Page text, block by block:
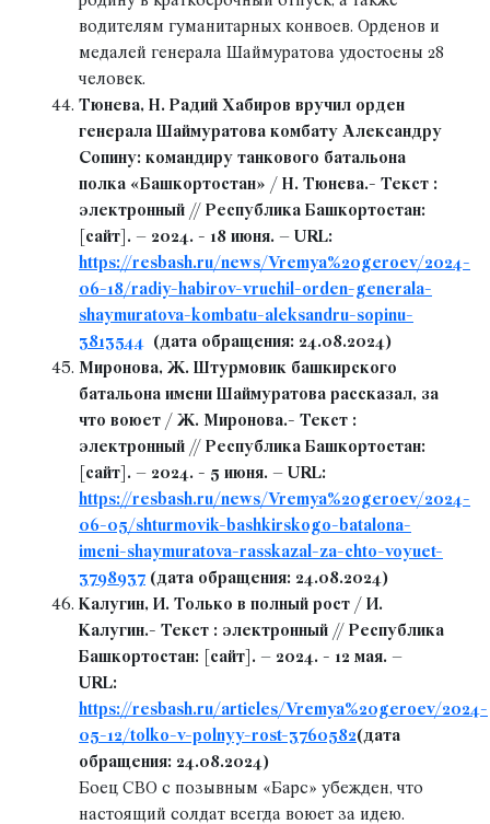
водителям гуманитарных конвоев. Орденов и
медалей генерала Шаймуратова удостоены 28
человек.
Тюнева, Н. Радий Хабиров вручил орден
генерала Шаймуратова комбату Александру
Сопину: командиру танкового батальона
полка «Башкортостан» / Н. Тюнева.- Текст :
электронный // Республика Башкортостан:
[сайт]. – 2024. - 18 июня. – URL:
https://resbash.ru/news/Vremya%20geroev/2024-
06-18/radiy-habirov-vruchil-orden-generala-
shaymuratova-kombatu-aleksandru-sopinu-
3813544 (дата обращения: 24.08.2024)
Миронова, Ж. Штурмовик башкирского
батальона имени Шаймуратова рассказал, за
что воюет / Ж. Миронова.- Текст :
электронный // Республика Башкортостан:
[сайт]. – 2024. - 5 июня. – URL:
https://resbash.ru/news/Vremya%20geroev/2024-
06-05/shturmovik-bashkirskogo-batalona-
imeni-shaymuratova-rasskazal-za-chto-voyuet-
3798937 (дата обращения: 24.08.2024)
Калугин, И. Только в полный рост / И.
Калугин.- Текст : электронный // Республика
Башкортостан: [сайт]. – 2024. - 12 мая. –
URL:
https://resbash.ru/articles/Vremya%20geroev/2024-
05-12/tolko-v-polnyy-rost-3760582(дата
обращения: 24.08.2024)
Боец СВО с позывным «Барс» убежден, что
настоящий солдат всегда воюет за идею.